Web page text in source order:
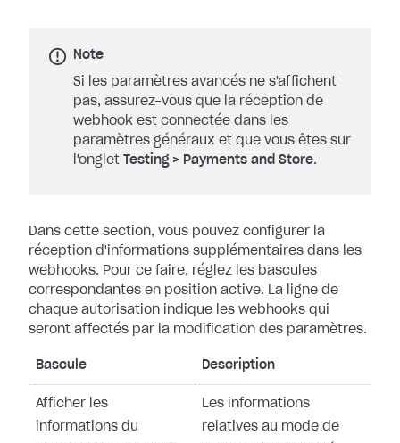
Note
Si les paramètres avancés ne s'affichent
pas, assurez-vous que la réception de
webhook est connectée dans les
paramètres généraux et que vous êtes sur
l'onglet
Testing > Payments and Store.
Dans cette section, vous pouvez configurer la
réception d'informations supplémentaires dans les
webhooks. Pour ce faire, réglez les bascules
correspondantes en position active. La ligne de
chaque autorisation indique les webhooks qui
seront affectés par la modification des paramètres.
Bascule Description
Afficher les
informations du
Les informations
relatives au mode de